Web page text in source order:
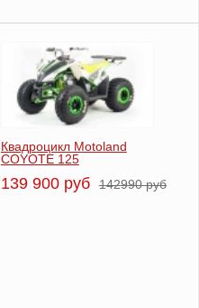
Квадроцикл Motoland
COYOTE 125
139 900 руб 142990 руб